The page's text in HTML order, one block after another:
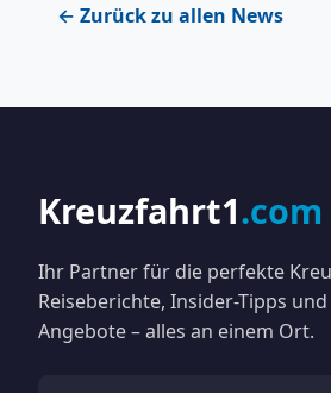
← Zurück zu allen News
Kreuzfahrt1.com
Ihr Partner für die perfekte
Reiseberichte, Insider-Tipps
Angebote – alles an einem Ort.